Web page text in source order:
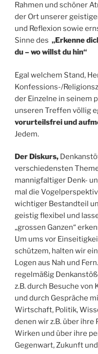
Rahmen und schöner
der Ort unserer
und Reflexion sowie
Sinne des „Erkenne
du – wo willst du hin“
Egal welchem Stand,
Konfessions-/
der Einzelne in seinem
unseren Treffen völlig
vorurteilsfrei und
Jedem.
Der Diskurs,
verschiedensten
mannigfaltiger Denk-
mal die
wichtiger Bestandteil
geistig flexibel und
„grossen Ganzen“
Um ums vor
schützem, halten wir
Logen aus Nah und
regelmäßig
z.B. durch Besuche
und durch Gespräche
Wirtschaft, Politik,
denen wir z.B. über ihre
Wirken und über ihre
Gegenwart, Zukunft